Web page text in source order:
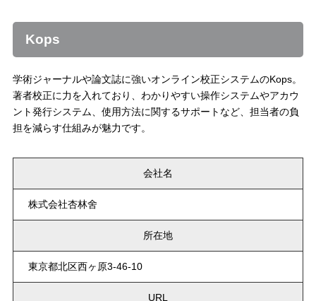
Kops
学術ジャーナルや論文誌に強いオンライン校正システムのKops。
著者校正に力を入れており、わかりやすい操作システムやアカウ
ント発行システム、使用方法に関するサポートなど、担当者の負
担を減らす仕組みが魅力です。
会社名
株式会社杏林舍
所在地
東京都北区西ヶ原3-46-10
URL